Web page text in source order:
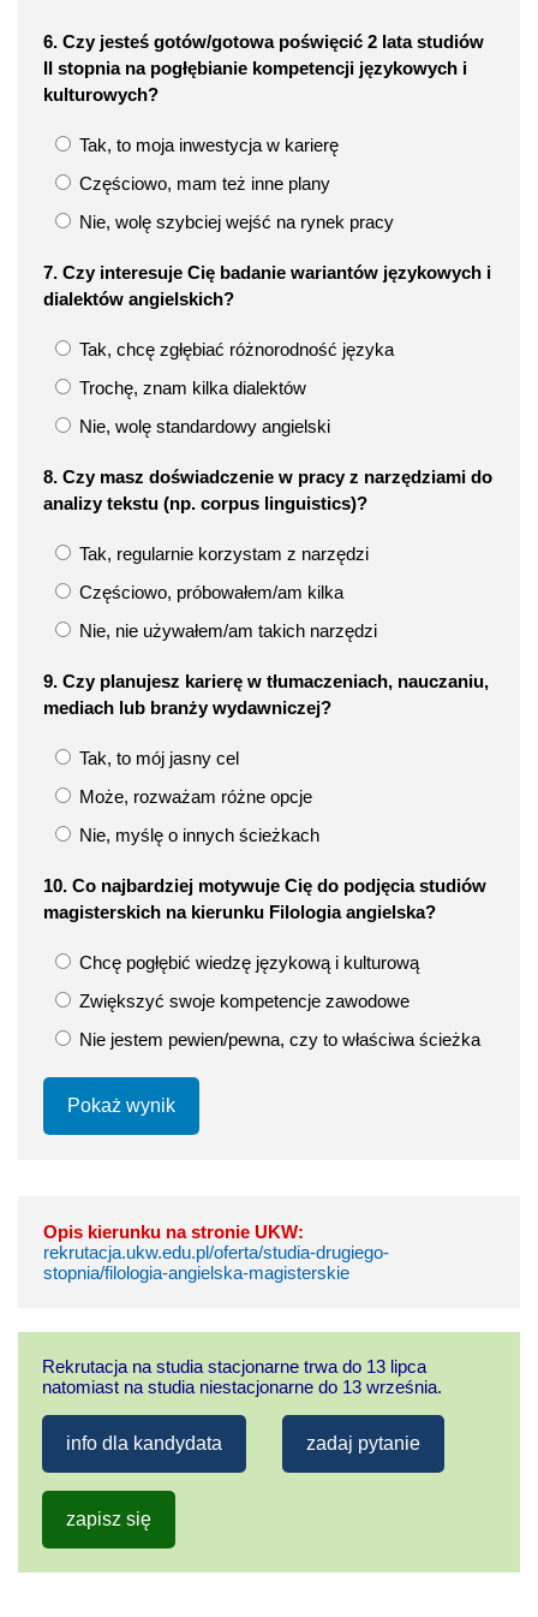
6. Czy jesteś gotów/gotowa poświęcić 2 lata studiów
II stopnia na pogłębianie kompetencji językowych i
kulturowych?
Tak, to moja inwestycja w karierę
Częściowo, mam też inne plany
Nie, wolę szybciej wejść na rynek pracy
7. Czy interesuje Cię badanie wariantów językowych i
dialektów angielskich?
Tak, chcę zgłębiać różnorodność języka
Trochę, znam kilka dialektów
Nie, wolę standardowy angielski
8. Czy masz doświadczenie w pracy z narzędziami do
analizy tekstu (np. corpus linguistics)?
Tak, regularnie korzystam z narzędzi
Częściowo, próbowałem/am kilka
Nie, nie używałem/am takich narzędzi
9. Czy planujesz karierę w tłumaczeniach, nauczaniu,
mediach lub branży wydawniczej?
Tak, to mój jasny cel
Może, rozważam różne opcje
Nie, myślę o innych ścieżkach
10. Co najbardziej motywuje Cię do podjęcia studiów
magisterskich na kierunku Filologia angielska?
Chcę pogłębić wiedzę językową i kulturową
Zwiększyć swoje kompetencje zawodowe
Nie jestem pewien/pewna, czy to właściwa ścieżka
Pokaż wynik
Opis kierunku na stronie UKW:
rekrutacja.ukw.edu.pl/oferta/studia-drugiego-
stopnia/filologia-angielska-magisterskie
Rekrutacja na studia stacjonarne trwa do 13 lipca
natomiast na studia niestacjonarne do 13 września.
info dla kandydata zadaj pytanie
zapisz się